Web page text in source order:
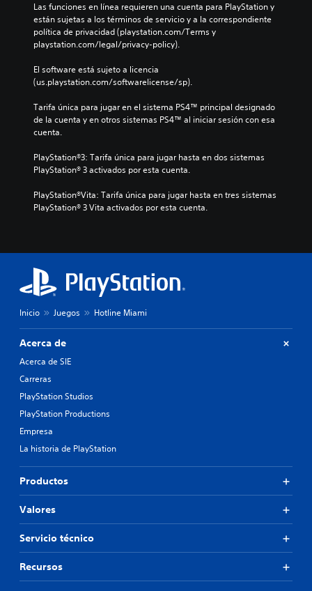
Las funciones en línea requieren una cuenta para PlayStation y
están sujetas a los términos de servicio y a la correspondiente
política de privacidad (playstation.com/Terms y
playstation.com/legal/privacy-policy).
El software está sujeto a licencia
(us.playstation.com/softwarelicense/sp).
Tarifa única para jugar en el sistema PS4™ principal designado
de la cuenta y en otros sistemas PS4™ al iniciar sesión con esa
cuenta.
PlayStation®3: Tarifa única para jugar hasta en dos sistemas
PlayStation® 3 activados por esta cuenta.
PlayStation®Vita: Tarifa única para jugar hasta en tres sistemas
PlayStation® 3 Vita activados por esta cuenta.
Inicio Juegos Hotline Miami
Acerca de
Acerca de SIE
Carreras
PlayStation Studios
PlayStation Productions
Empresa
La historia de PlayStation
Productos
Valores
Servicio técnico
Recursos